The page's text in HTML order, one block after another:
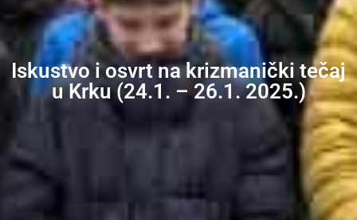
Iskustvo i osvrt na krizmanički tečaj
u Krku (24.1. – 26.1. 2025.)